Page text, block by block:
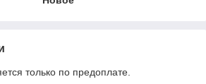
только по предоплате.